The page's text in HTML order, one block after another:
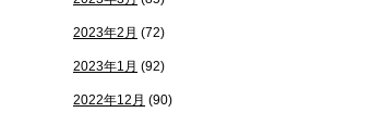
2023年2月 (72)
2023年1月 (92)
2022年12月 (90)